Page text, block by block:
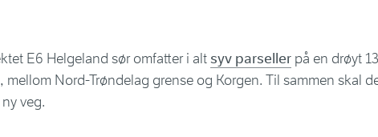
E6 Helgeland sør omfatter i altsyv parseller på en drøyt
mellom Nord-Trøndelag grense og Korgen. Til sammen skal
veg.